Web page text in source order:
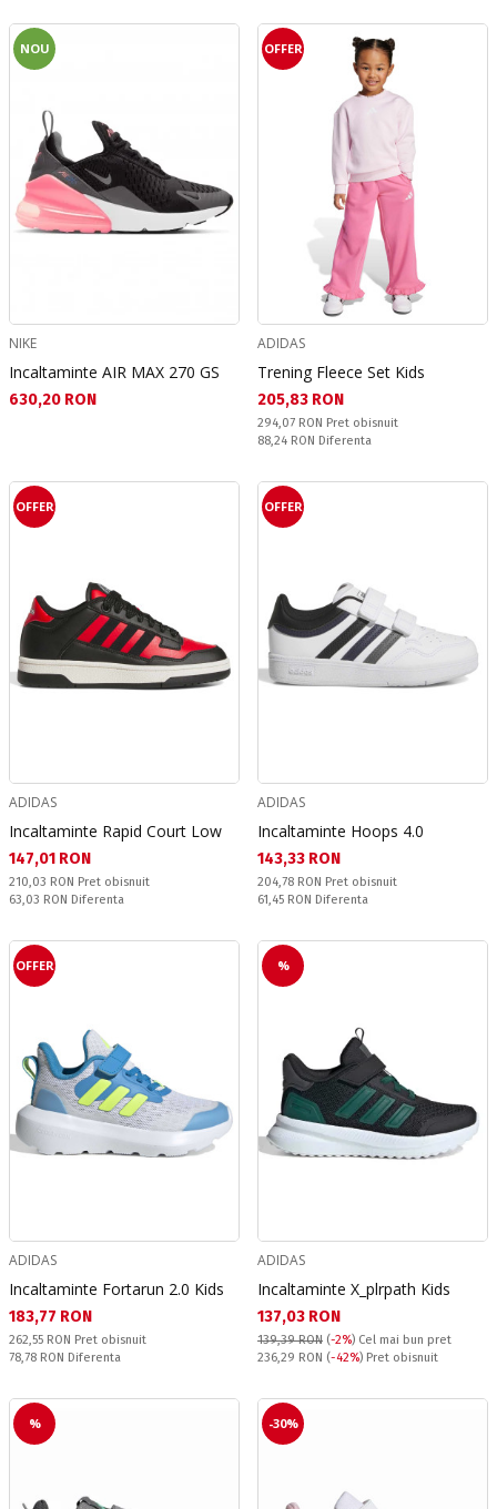
NOU
NIKE
Incaltaminte AIR MAX 270 GS
Текуща цена:
630,20 RON
OFFER
ADIDAS
Trening Fleece Set Kids
Текуща цена:
205,83 RON
Pret obisnuit:
294,07 RON Pret obisnuit
Спестявате:
88,24 RON Diferenta
OFFER
ADIDAS
Incaltaminte Rapid Court Low
Текуща цена:
147,01 RON
Pret obisnuit:
210,03 RON Pret obisnuit
Спестявате:
63,03 RON Diferenta
OFFER
ADIDAS
Incaltaminte Hoops 4.0
Текуща цена:
143,33 RON
Pret obisnuit:
204,78 RON Pret obisnuit
Спестявате:
61,45 RON Diferenta
OFFER
ADIDAS
Incaltaminte Fortarun 2.0 Kids
Текуща цена:
183,77 RON
Pret obisnuit:
262,55 RON Pret obisnuit
Спестявате:
78,78 RON Diferenta
%
ADIDAS
Incaltaminte X_plrpath Kids
Текуща цена:
137,03 RON
139,39 RON (-2%) Cel mai bun pret
Pret obisnuit:
236,29 RON (-42%) Pret obisnuit
% -30%